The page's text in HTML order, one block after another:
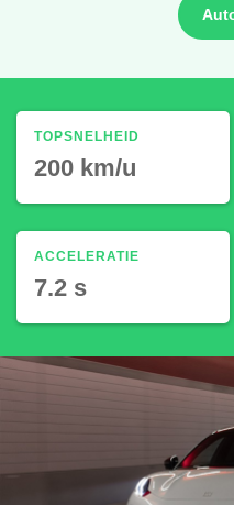
TOPSNELHEID
200 km/u
ACCELERATIE
7.2 s